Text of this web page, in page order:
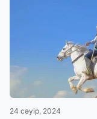
24 сәуір, 2024